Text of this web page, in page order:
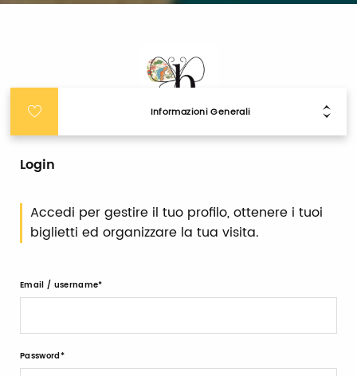
Informazioni Generali
Login
Accedi per gestire il tuo profilo, ottenere i tuoi
biglietti ed organizzare la tua visita.
Email / username
Password